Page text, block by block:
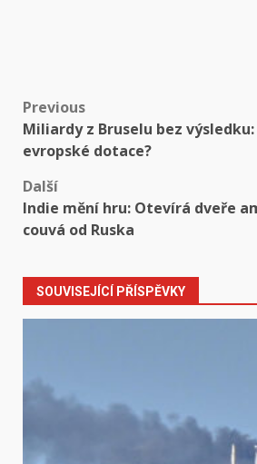
Post
navigation
Previous
Miliardy z Bruselu bez
evropské dotace?
Další
Indie mění hru: Otevírá dveře
couvá od Ruska
SOUVISEJÍCÍ PŘÍSPĚVKY